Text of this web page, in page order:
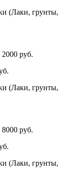
(Лаки, грунты,
руб.
(Лаки, грунты,
руб.
(Лаки, грунты,